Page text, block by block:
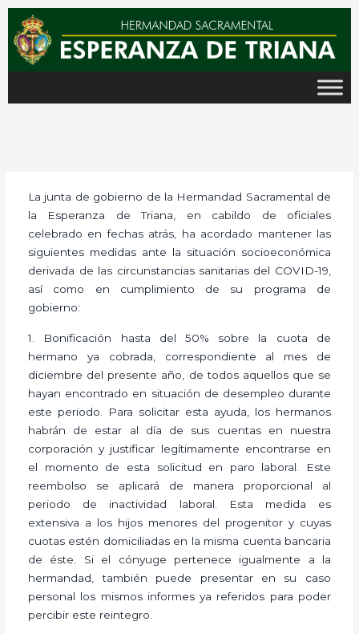
contenido
La junta de gobierno de la Hermandad Sacramental de
la Esperanza de Triana, en cabildo de oficiales
celebrado en fechas atrás, ha acordado mantener las
siguientes medidas ante la situación socioeconómica
derivada de las circunstancias sanitarias del COVID-19,
así como en cumplimiento de su programa de
gobierno:
1. Bonificación hasta del 50% sobre la cuota de
hermano ya cobrada, correspondiente al mes de
diciembre del presente año, de todos aquellos que se
hayan encontrado en situación de desempleo durante
este periodo. Para solicitar esta ayuda, los hermanos
habrán de estar al día de sus cuentas en nuestra
corporación y justificar legítimamente encontrarse en
el momento de esta solicitud en paro laboral. Este
reembolso se aplicará de manera proporcional al
periodo de inactividad laboral. Esta medida es
extensiva a los hijos menores del progenitor y cuyas
cuotas estén domiciliadas en la misma cuenta bancaria
de éste. Si el cónyuge pertenece igualmente a la
hermandad, también puede presentar en su caso
personal los mismos informes ya referidos para poder
percibir este reintegro.